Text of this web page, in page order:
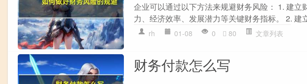
企业可以通过以下方法来规避财务风险： 1. 建
力、经济效率、发展潜力等关键财务指标。 2. 建
rh 01-08 0 80 文章列表
财务付款怎么写